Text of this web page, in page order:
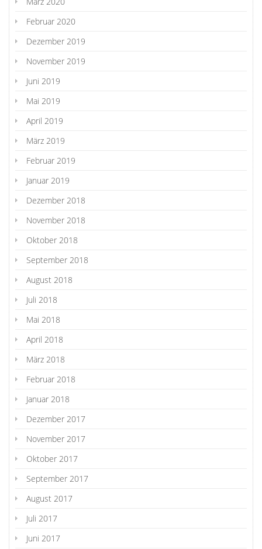
Februar 2020
Dezember 2019
November 2019
Juni 2019
Mai 2019
April 2019
März 2019
Februar 2019
Januar 2019
Dezember 2018
November 2018
Oktober 2018
September 2018
August 2018
Juli 2018
Mai 2018
April 2018
März 2018
Februar 2018
Januar 2018
Dezember 2017
November 2017
Oktober 2017
September 2017
August 2017
Juli 2017
Juni 2017